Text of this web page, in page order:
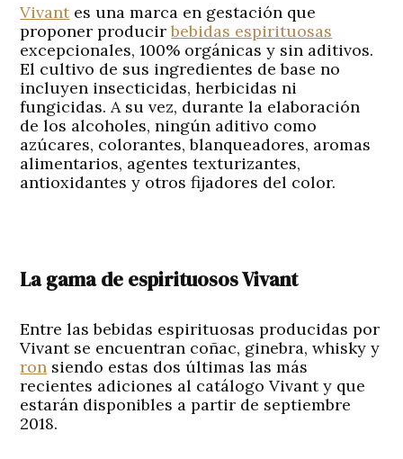
Vivantes una marca en gestación que
proponer producirbebidas espirituosas
excepcionales, 100% orgánicas y sin aditivos.
El cultivo de sus ingredientes de base no
incluyen insecticidas, herbicidas ni
fungicidas. A su vez, durante la elaboración
de los alcoholes, ningún aditivo como
azúcares, colorantes, blanqueadores, aromas
alimentarios, agentes texturizantes,
antioxidantes y otros fijadores del color.
La gama de espirituosos Vivant
Entre las bebidas espirituosas producidas por
Vivant se encuentran coñac, ginebra, whisky y
ron siendo estas dos últimas las más
recientes adiciones al catálogo Vivant y que
estarán disponibles a partir de septiembre
2018.